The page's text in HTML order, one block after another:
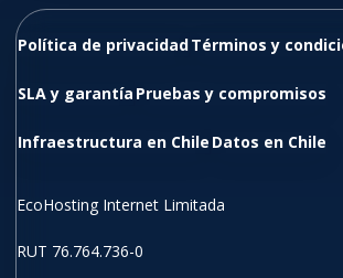
Política de privacidadTérminos y
SLA y garantía Pruebas y compromisos
Infraestructura en Chile Datos en Chile
EcoHosting Internet Limitada
RUT 76.764.736-0